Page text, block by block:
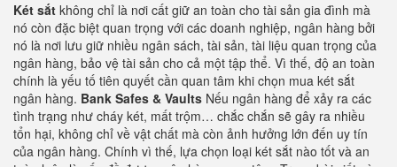
Két sắt không chỉ là nơi cất giữ an toàn cho tài sản gia đình mà
nó còn đặc biệt quan trọng với các doanh nghiệp, ngân hàng bởi
nó là nơi lưu giữ nhiều ngân sách, tài sản, tài liệu quan trọng của
ngân hàng, bảo vệ tài sản cho cả một tập thể. Vì thế, độ an toàn
chính là yếu tố tiên quyết cần quan tâm khi chọn mua két sắt
ngân hàng. Bank Safes & Vaults Nếu ngân hàng để xảy ra các
tình trạng như cháy két, mất trộm… chắc chắn sẽ gây ra nhiều
tổn hại, không chỉ về vật chất mà còn ảnh hưởng lớn đến uy tín
của ngân hàng. Chính vì thế, lựa chọn loại két sắt nào tốt và an